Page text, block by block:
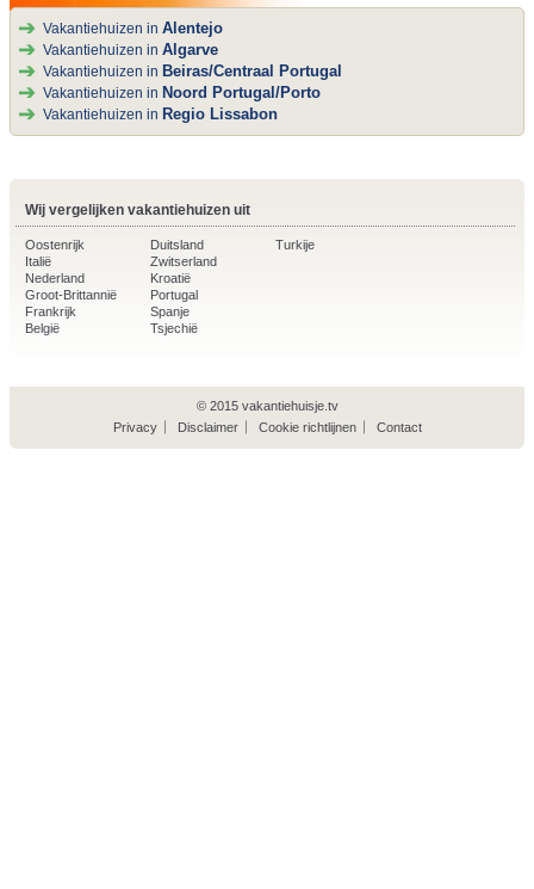
Vakantiehuizen in Alentejo
Vakantiehuizen in Algarve
Vakantiehuizen in Beiras/Centraal Portugal
Vakantiehuizen in Noord Portugal/Porto
Vakantiehuizen in Regio Lissabon
Wij vergelijken vakantiehuizen uit
Oostenrijk
Italië
Nederland
Groot-Brittannië
Frankrijk
België
Duitsland
Zwitserland
Kroatië
Portugal
Spanje
Tsjechië
Turkije
© 2015 vakantiehuisje.tv
Privacy
Disclaimer Cookie richtlijnen Contact